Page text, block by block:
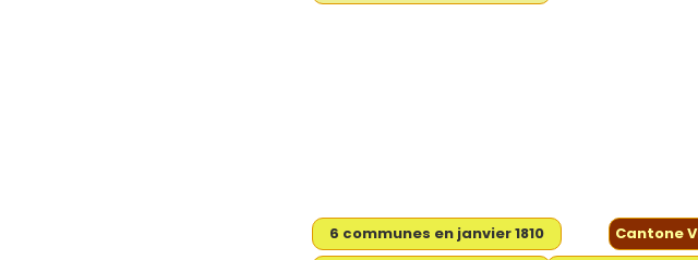
6 communes en janvier 1810 Cantone